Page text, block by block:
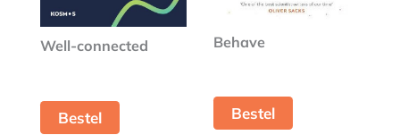
Well-connected
Bestel
Behave
Bestel